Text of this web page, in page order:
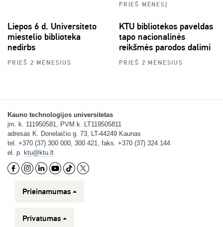
PRIEŠ MĖNESĮ
Liepos 6 d. Universiteto
miestelio biblioteka
nedirbs
PRIEŠ 2 MĖNESIUS
KTU bibliotekos paveldas
tapo nacionalinės
reikšmės parodos dalimi
PRIEŠ 2 MĖNESIUS
Kauno technologijos universitetas
įm. k. 111950581, PVM k. LT119505811
adresas K. Donelaičio g. 73, LT-44249 Kaunas
tel. +370 (37) 300 000, 300 421, faks. +370 (37) 324 144
el. p. ktu@ktu.lt
Prieinamumas
Privatumas